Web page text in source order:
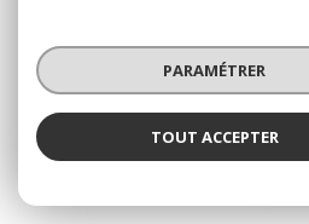
© 2026 | Tous
PARAMÉTRER
TOUT ACCEPTER